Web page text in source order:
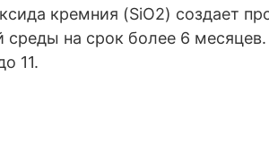
кремния (SiO2) создает
на ‎срок более 6
11.